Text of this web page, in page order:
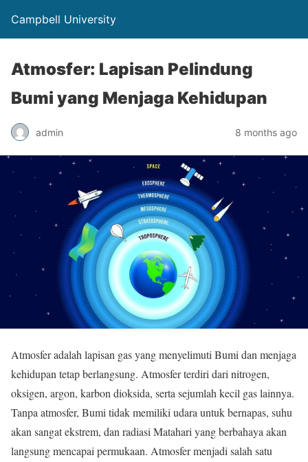
Campbell University
Atmosfer: Lapisan Pelindung
Bumi yang Menjaga Kehidupan
admin 8 months ago
Atmosfer adalah lapisan gas yang menyelimuti Bumi dan menjaga
kehidupan tetap berlangsung. Atmosfer terdiri dari nitrogen,
oksigen, argon, karbon dioksida, serta sejumlah kecil gas lainnya.
Tanpa atmosfer, Bumi tidak memiliki udara untuk bernapas, suhu
akan sangat ekstrem, dan radiasi Matahari yang berbahaya akan
langsung mencapai permukaan. Atmosfer menjadi salah satu